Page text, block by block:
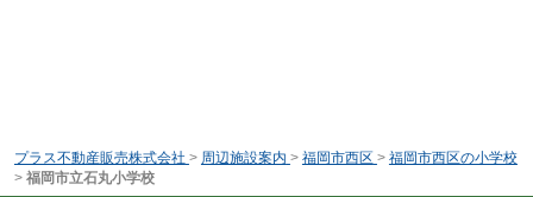
プラス不動産販売株式会社 > 周辺施設案内 > 福岡市西区 > 福岡市西区の小学校
> 福岡市立石丸小学校